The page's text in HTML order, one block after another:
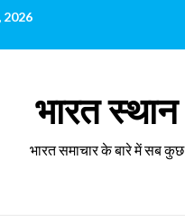
2026
भारत स्थान
भारत समाचार के बारे में सब कुछ